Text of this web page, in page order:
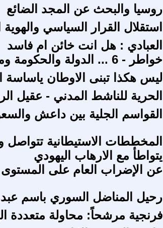
روسيا والبحث عن المجد الضائع
استقلال القرار السياسي والهوية
العبادي : هل انت خائن ام فاسد
خواطر - 6 ... الدولة والحكومة وما بينهما
ليس هكذا تبنى الاوطان ياساسة
الحرية للناشط المدني - عقيل
القواسم الجلية بين داعش
المخططات الاستيطانية تتواصل
يتواطأ مع الارهاب اليهودي
عن الإضراب العام على
رحيل المناضل السوري باسم
فرنجية مرشحاً: محاولة متعددة